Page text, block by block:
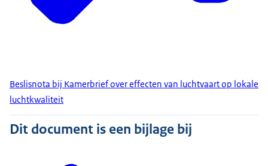
Beslisnota bij Kamerbrief over effecten van luchtvaart op lokale
luchtkwaliteit
Dit document is een bijlage bij